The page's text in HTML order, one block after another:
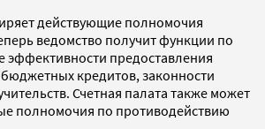
действующие полномочия
ведомство получит функции по
эффективности предоставления
кредитов, законности
Счетная палата также может
полномочия по противодействию